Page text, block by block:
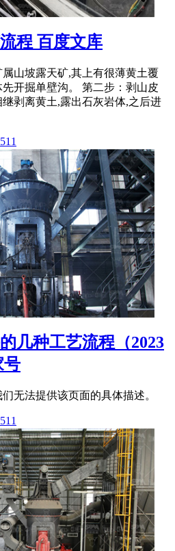
程 百度文库
山坡露天矿,其上有很薄黄土覆
开掘单壁沟。 第二步：剥山皮
剥离黄土,露出石灰岩体,之后进
几种工艺流程（2023
号
无法提供该页面的具体描述。